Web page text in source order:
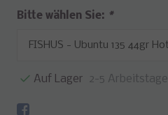
Bitte wählen Sie: *
Auf Lager 2-5 Arbeitstage